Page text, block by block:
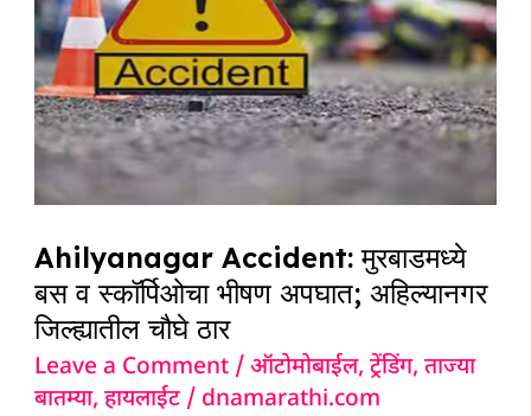
Ahilyanagar Accident: मुरबाडमध्ये
बस व स्कॉर्पिओचा भीषण अपघात; अहिल्यानगर
जिल्ह्यातील चौघे ठार
Leave a Comment /ऑटोमोबाईल,ट्रेंडिंग,ताज्या
बातम्या,हायलाईट/ dnamarathi.com
बस
व
स्कॉर्पिओचा
भीषण
अपघात;
अहिल्यानगर
चौघे
ठार